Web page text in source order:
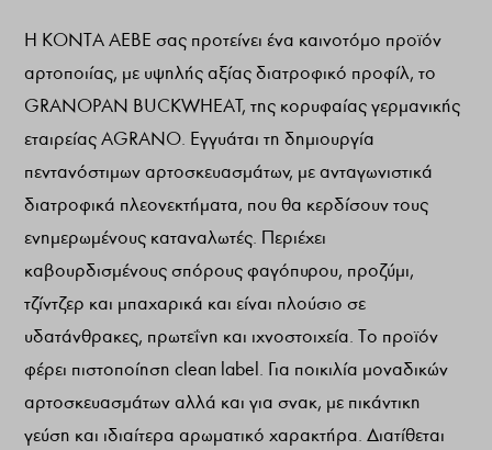
Η ΚΟΝΤΑ ΑΕΒΕ σας προτείνει ένα καινοτόμο προϊόν
αρτοποιίας, με υψηλής αξίας διατροφικό προφίλ, το
GRANOPAN BUCKWHEAT, της κορυφαίας γερμανικής
εταιρείας AGRANO. Εγγυάται τη δημιουργία
πεντανόστιμων αρτοσκευασμάτων, με ανταγωνιστικά
διατροφικά πλεονεκτήματα, που θα κερδίσουν τους
ενημερωμένους καταναλωτές. Περιέχει
καβουρδισμένους σπόρους φαγόπυρου, προζύμι,
τζίντζερ και μπαχαρικά και είναι πλούσιο σε
υδατάνθρακες, πρωτεΐνη και ιχνοστοιχεία. Το προϊόν
φέρει πιστοποίηση clean label. Για ποικιλία μοναδικών
αρτοσκευασμάτων αλλά και για σνακ, με πικάντικη
γεύση και ιδιαίτερα αρωματικό χαρακτήρα. Διατίθεται